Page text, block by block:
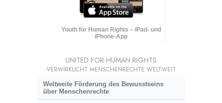
Youth for Human Rights – iPad- und
iPhone-App
UNITED FOR HUMAN RIGHTS
VERWIRKLICHT MENSCHENRECHTE WELTWEIT
Weltweite Förderung des Bewusstseins
über Menschenrechte